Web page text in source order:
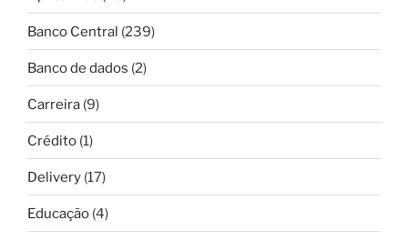
Banco Central (239)
Banco de dados (2)
Carreira (9)
Crédito (1)
Delivery (17)
Educação (4)